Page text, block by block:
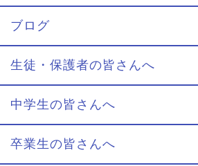
ブログ
生徒・保護者の皆さんへ
中学生の皆さんへ
卒業生の皆さんへ